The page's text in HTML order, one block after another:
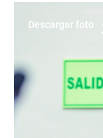
Descargar foto